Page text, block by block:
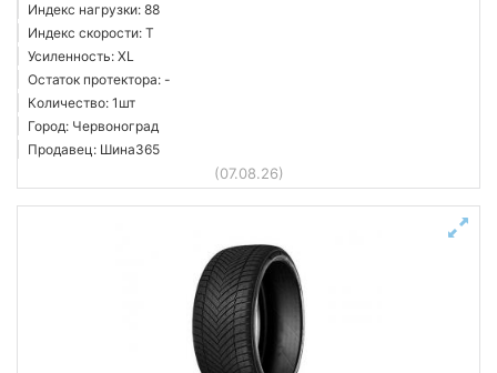
Индекс нагрузки: 88
Индекс скорости: T
Усиленность: XL
Остаток протектора: -
Количество: 1шт
Город: Червоноград
Продавец: Шина365
(07.08.26)